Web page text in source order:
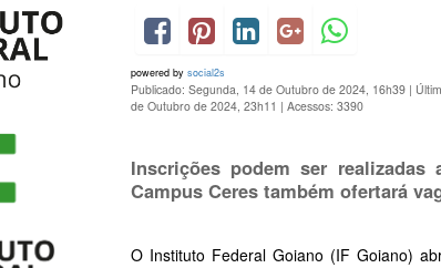
powered by social2s
Publicado: Segunda, 14 de Outubro de 2024, 16h39 |
de Outubro de 2024, 23h11 | Acessos: 3390
Inscrições podem ser
Campus Ceres também ofertará
O Instituto Federal Goiano (IF Goiano)